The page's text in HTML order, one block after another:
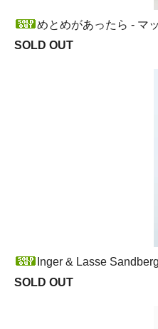
めとめがあったら - マ
SOLD OUT
Inger & Lasse
SOLD OUT